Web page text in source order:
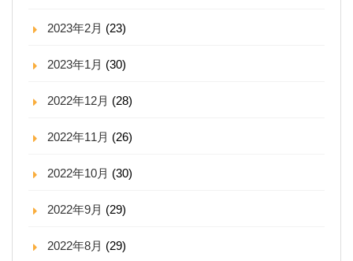
2023年2月 (23)
2023年1月 (30)
2022年12月 (28)
2022年11月 (26)
2022年10月 (30)
2022年9月 (29)
2022年8月 (29)